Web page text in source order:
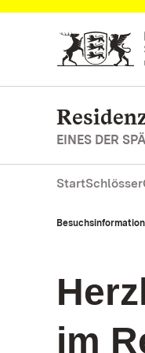
Zum Hauptinhalt
EINES DER
StartSchlösser
Besuchsinformation
im